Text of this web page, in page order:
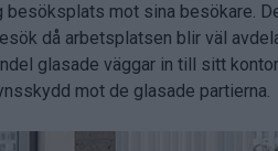
mot sina besökare.
då arbetsplatsen blir väl
glasade väggar in till sitt
mot de glasade partierna.